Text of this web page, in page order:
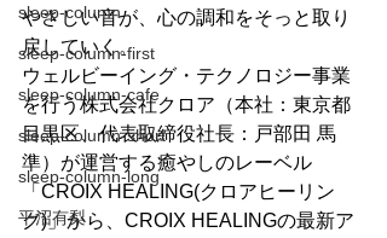
sleep-column
sleep-column-first
sleep-column-cafe
sleep-column-short
sleep-column-long
平沼有梨
やさしい音が、心の調和をそっと取り
戻していく。
ウェルビーイング・テクノロジー事業
を行う株式会社クロア（本社：東京都
目黒区、代表取締役社⻑：戸部田 馬
準）が運営する癒やしのレーベル
「CROIX HEALING(クロアヒーリン
グ)」から、CROIX HEALINGの最新ア